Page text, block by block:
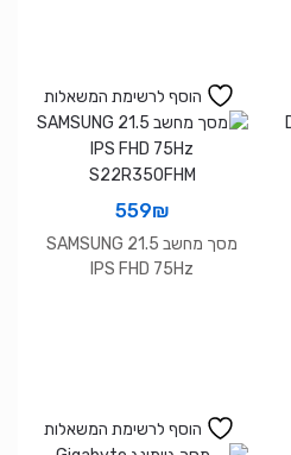
הוסף לרשימת המשאלות
559₪
מסך מחשב SAMSUNG 21.5
IPS FHD 75Hz
הוסף לרשימת המשאלות